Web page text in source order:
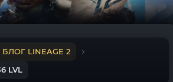
БЛОГ LINEAGE 2
LVL